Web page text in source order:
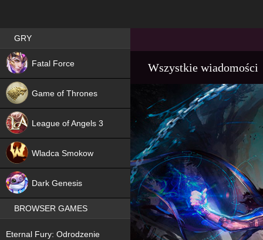
Wszystkie wiadomości
Best RPG games in Poland
GRY
Fatal Force
NEW
Game of Thrones
League of Angels 3
Wladca Smokow
Dark Genesis
BROWSER GAMES
Eternal Fury: Odrodzenie